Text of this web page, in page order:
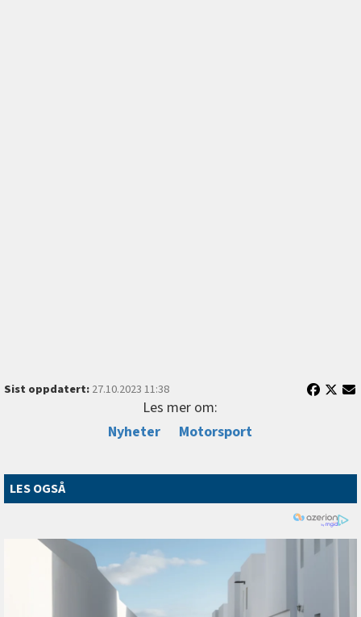
Sist oppdatert:27.10.2023 11:38
Les mer om:
Nyheter
Motorsport
LES OGSÅ